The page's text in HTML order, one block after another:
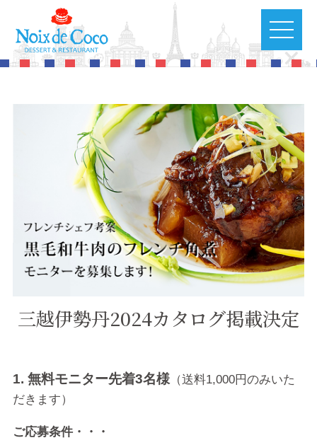
三越伊勢丹2024カタログ掲載決定
1. 無料モニター先着3名様（送料1,000円のみいた
だきます）
ご応募条件・・・